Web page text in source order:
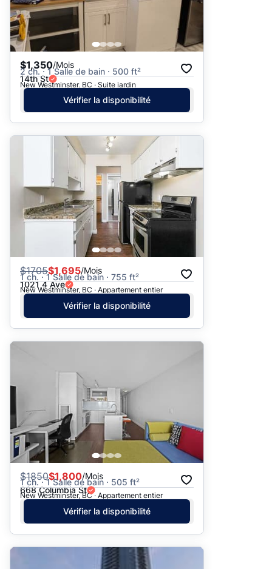
$1,350/Mois
2 ch. · 1 Salle de bain · 500 ft²
14th St
New Westminster, BC · Suite jardin
Vérifier la disponibilité
$1705$1,695/Mois
1 ch. · 1 Salle de bain · 755 ft²
1021 4 Ave
New Westminster, BC · Appartement entier
Vérifier la disponibilité
$1850$1,800/Mois
1 ch. · 1 Salle de bain · 505 ft²
668 Columbia St
New Westminster, BC · Appartement entier
Vérifier la disponibilité